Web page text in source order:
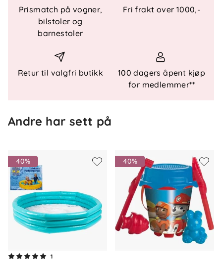
Alder : Anbefalt fra 5 år
Bruk: Ideell for fangst av småfisk og insekter
Selges: Per stk
Prismatch på vogner,
bilstoler og
barnestoler
Fri frakt over 1000,-
Retur til valgfri butikk
100 dagers åpent kjøp
for medlemmer**
Andre har sett på
40%
1
40%
Om oss
Kontakt oss